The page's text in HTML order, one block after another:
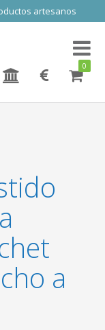
artesanos
Toggle
0
a